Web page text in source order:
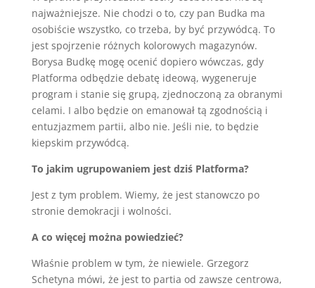
najważniejsze. Nie chodzi o to, czy pan Budka ma
osobiście wszystko, co trzeba, by być przywódcą. To
jest spojrzenie różnych kolorowych magazynów.
Borysa Budkę mogę ocenić dopiero wówczas, gdy
Platforma odbędzie debatę ideową, wygeneruje
program i stanie się grupą, zjednoczoną za obranymi
celami. I albo będzie on emanował tą zgodnością i
entuzjazmem partii, albo nie. Jeśli nie, to będzie
kiepskim przywódcą.
To jakim ugrupowaniem jest dziś Platforma?
Jest z tym problem. Wiemy, że jest stanowczo po
stronie demokracji i wolności.
A co więcej można powiedzieć?
Właśnie problem w tym, że niewiele. Grzegorz
Schetyna mówi, że jest to partia od zawsze centrowa,